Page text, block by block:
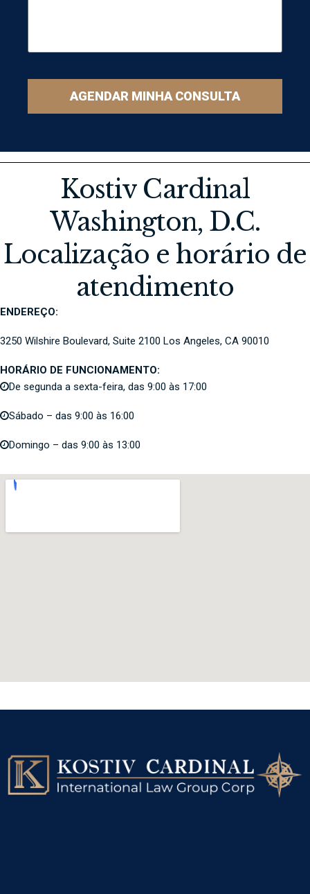
AGENDAR MINHA CONSULTA
Kostiv Cardinal
Washington, D.C.
Localização e horário de
atendimento
ENDEREÇO:
3250 Wilshire Boulevard, Suite 2100 Los Angeles, CA 90010
HORÁRIO DE FUNCIONAMENTO:
De segunda a sexta-feira, das 9:00 às 17:00
Sábado – das 9:00 às 16:00
Domingo – das 9:00 às 13:00